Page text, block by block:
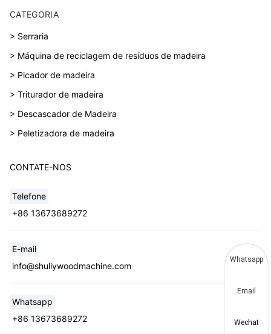
CATEGORIA
> Serraria
> Máquina de reciclagem de resíduos de madeira
> Picador de madeira
> Triturador de madeira
> Descascador de Madeira
> Peletizadora de madeira
CONTATE-NOS
Telefone
+86 13673689272
E-mail
info@shuliywoodmachine.com
Whatsapp
+86 13673689272
Whatsapp
Email
Wechat